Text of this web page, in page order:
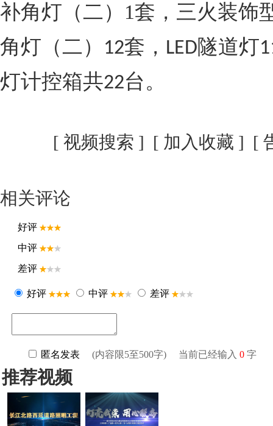
补角灯（二） 1套，三火装饰
角灯（二）
12套， LED隧道灯
灯计控箱共22台。
[ 视频搜索 ] [ 加入收藏 ] [
相关评论
推荐视频